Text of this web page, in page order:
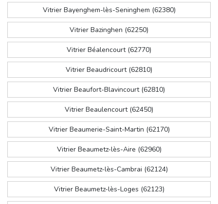
Vitrier Bayenghem-lès-Seninghem (62380)
Vitrier Bazinghen (62250)
Vitrier Béalencourt (62770)
Vitrier Beaudricourt (62810)
Vitrier Beaufort-Blavincourt (62810)
Vitrier Beaulencourt (62450)
Vitrier Beaumerie-Saint-Martin (62170)
Vitrier Beaumetz-lès-Aire (62960)
Vitrier Beaumetz-lès-Cambrai (62124)
Vitrier Beaumetz-lès-Loges (62123)